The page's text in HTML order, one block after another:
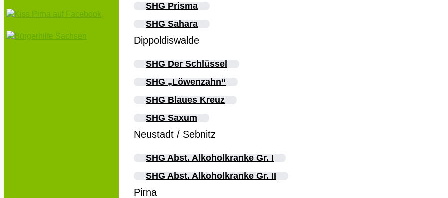
SHG Prisma
SHG Sahara
Dippoldiswalde
SHG Der Schlüssel
SHG „Löwenzahn“
SHG Blaues Kreuz
SHG Saxum
Neustadt / Sebnitz
SHG Abst. Alkoholkranke Gr. I
SHG Abst. Alkoholkranke Gr. II
Pirna